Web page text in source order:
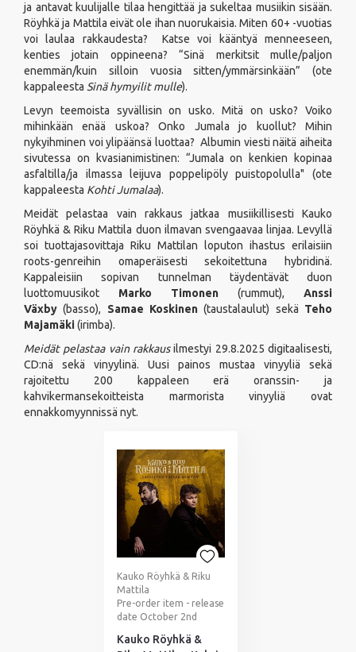
ja antavat kuulijalle tilaa hengittää ja sukeltaa musiikin sisään.
Röyhkä ja Mattila eivät ole ihan nuorukaisia. Miten 60+ -vuotias
voi laulaa rakkaudesta? Katse voi kääntyä menneeseen,
kenties jotain oppineena? “Sinä merkitsit mulle/paljon
enemmän/kuin silloin vuosia sitten/ymmärsinkään” (ote
kappaleesta Sinä hymyilit mulle).
Levyn teemoista syvällisin on usko. Mitä on usko? Voiko
mihinkään enää uskoa? Onko Jumala jo kuollut? Mihin
nykyihminen voi ylipäänsä luottaa? Albumin viesti näitä aiheita
sivutessa on kvasianimistinen: “Jumala on kenkien kopinaa
asfaltilla/ja ilmassa leijuva poppelipöly puistopolulla" (ote
kappaleesta Kohti Jumalaa).
Meidät pelastaa vain rakkaus jatkaa musiikillisesti Kauko
Röyhkä & Riku Mattila duon ilmavan svengaavaa linjaa. Levyllä
soi tuottajasovittaja Riku Mattilan loputon ihastus erilaisiin
roots-genreihin omaperäisesti sekoitettuna hybridinä.
Kappaleisiin sopivan tunnelman täydentävät duon
luottomuusikot Marko Timonen (rummut), Anssi
Växby (basso), Samae Koskinen(taustalaulut) sekä Teho
Majamäki(irimba).
Meidät pelastaa vain rakkausilmestyi 29.8.2025 digitaalisesti,
CD:nä sekä vinyylinä. Uusi painos mustaa vinyyliä sekä
rajoitettu 200 kappaleen erä oranssin- ja
kahvikermansekoitteista marmorista vinyyliä ovat
ennakkomyynnissä nyt.
Kauko Röyhkä & Riku
Mattila
Pre-order item - release
date October 2nd
Kauko Röyhkä &